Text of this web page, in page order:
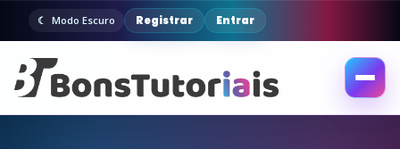
Modo Escuro Registrar Entrar
Abrir